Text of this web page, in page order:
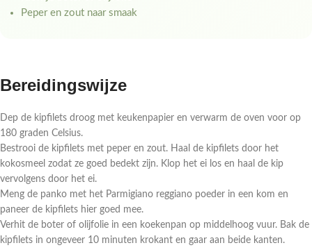
Peper en zout naar smaak
Bereidingswijze
Dep de kipfilets droog met keukenpapier en verwarm de oven voor op
180 graden Celsius.
Bestrooi de kipfilets met peper en zout. Haal de kipfilets door het
kokosmeel zodat ze goed bedekt zijn. Klop het ei los en haal de kip
vervolgens door het ei.
Meng de panko met het Parmigiano reggiano poeder in een kom en
paneer de kipfilets hier goed mee.
Verhit de boter of olijfolie in een koekenpan op middelhoog vuur. Bak de
kipfilets in ongeveer 10 minuten krokant en gaar aan beide kanten.